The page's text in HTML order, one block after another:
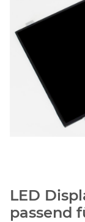
LED
passend